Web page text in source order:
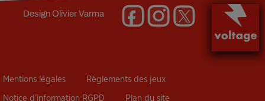
DesignOlivier Varma
Mentions légales Règlements des jeux
Notice d’information RGPD Plan du site